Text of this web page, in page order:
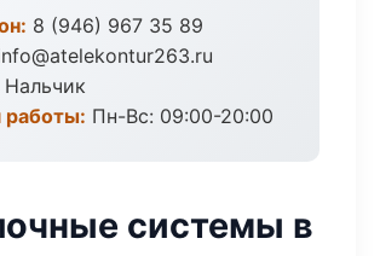
8 (946) 967 35 89
Нальчик
Пн-Вс: 09:00-20:00
системы в